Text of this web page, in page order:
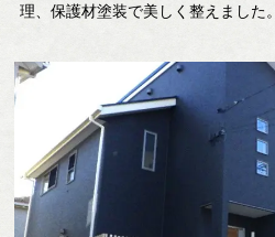
理、保護材塗装で美しく整えました。